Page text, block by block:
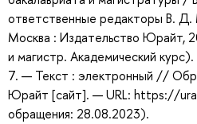
ответственные редакторы В.
Москва : Издательство Юрайт,
и магистр. Академический
7. — Текст : электронный //
Юрайт [сайт]. — URL: https://
обращения: 28.08.2023).